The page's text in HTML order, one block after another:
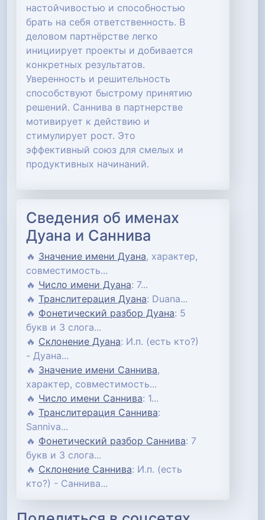
настойчивостью и способностью
брать на себя ответственность. В
деловом партнёрстве легко
инициирует проекты и добивается
конкретных результатов.
Уверенность и решительность
способствуют быстрому принятию
решений. Саннива в партнерстве
мотивирует к действию и
стимулирует рост. Это
эффективный союз для смелых и
продуктивных начинаний.
Сведения об именах
Дуана и Саннива
🔥 Значение имени Дуана, характер,
совместимость...
🔥 Число имени Дуана: 7...
🔥 Транслитерация Дуана: Duana...
🔥 Фонетический разбор Дуана: 5
букв и 3 слога...
🔥 Склонение Дуана: И.п. (есть кто?)
- Дуана...
🔥 Значение имени Саннива,
характер, совместимость...
🔥 Число имени Саннива: 1...
🔥 Транслитерация Саннива:
Sanniva...
🔥 Фонетический разбор Саннива: 7
букв и 3 слога...
🔥 Склонение Саннива: И.п. (есть
кто?) - Саннива...